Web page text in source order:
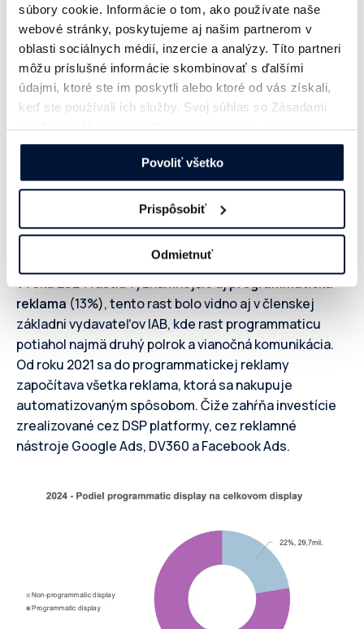
súbory cookie. Informácie o tom, ako používate naše
webové stránky, poskytujeme aj našim partnerom v
oblasti sociálnych médií, inzercie a analýzy. Títo partneri
môžu príslušné informácie skombinovať s ďalšími
údajmi, ktoré ste im poskytli alebo ktoré od vás získali,
keď ste používali ich služby. Svoj súhlas so Zásadami
cookiesmôžete kedykoľvek zmeniť alebo odvolať na
našej webovej stránke.
Povoliť všetko
Prispôsobiť
Odmietnuť
blackbox chybne vyhodnocuje pridanú
hodnotu affiliate kampaní a vydavatelia
majú stále ťažšie podmienky v
organickom vyhľadávaní. Takisto
samotná situácia v e-commerce na
Slovensku nenahráva rastu.”
Štefan Polgári
Managing director, Dognet
V roku 2024 rástla významnejšie ajprogrammatická
reklama (13%), tento rast bolo vidno aj v členskej
základni vydavateľov IAB, kde rast programmaticu
potiahol najmä druhý polrok a vianočná komunikácia.
Od roku 2021 sa do programmatickej reklamy
započítava všetka reklama, ktorá sa nakupuje
automatizovaným spôsobom. Čiže zahŕňa investície
zrealizované cez DSP platformy, cez reklamné
nástroje Google Ads, DV360 a Facebook Ads.